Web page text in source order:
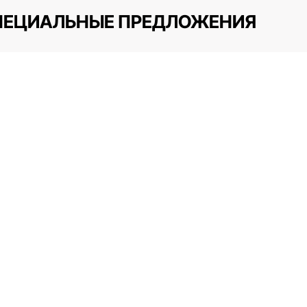
ПРЕДЛОЖЕНИЯ